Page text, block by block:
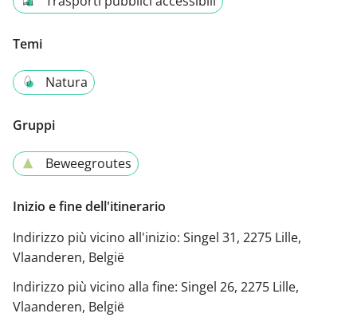
Temi
Natura
Gruppi
Beweegroutes
Inizio e fine dell'itinerario
Indirizzo più vicino all'inizio: Singel 31, 2275 Lille,
Vlaanderen, België
Indirizzo più vicino alla fine: Singel 26, 2275 Lille,
Vlaanderen, België